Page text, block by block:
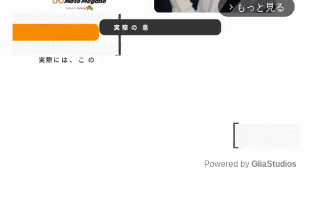
arrow_forward_ios もっと見る
Powered by GliaStudios